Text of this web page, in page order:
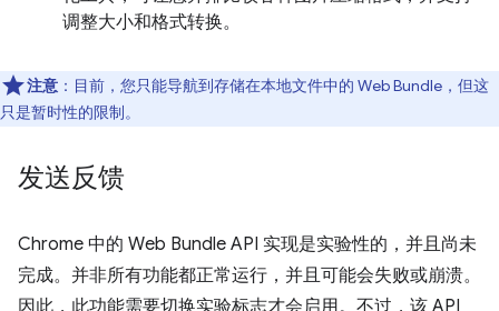
调整大小和格式转换。
注意 ：目前，您只能导航到存储在本地文件中的 Web Bundle，但这
只是暂时性的限制。
发送反馈
Chrome 中的 Web Bundle API 实现是实验性的，并且尚未
完成。并非所有功能都正常运行，并且可能会失败或崩溃。